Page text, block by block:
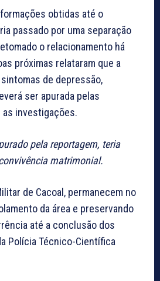
obtidas até o
passado por uma separação
o relacionamento há
próximas relataram que a
de depressão,
ser apurada pelas
investigações.
pela reportagem, teria
matrimonial.
de Cacoal, permanecem no
da área e preservando
até a conclusão dos
Polícia Técnico-Científica